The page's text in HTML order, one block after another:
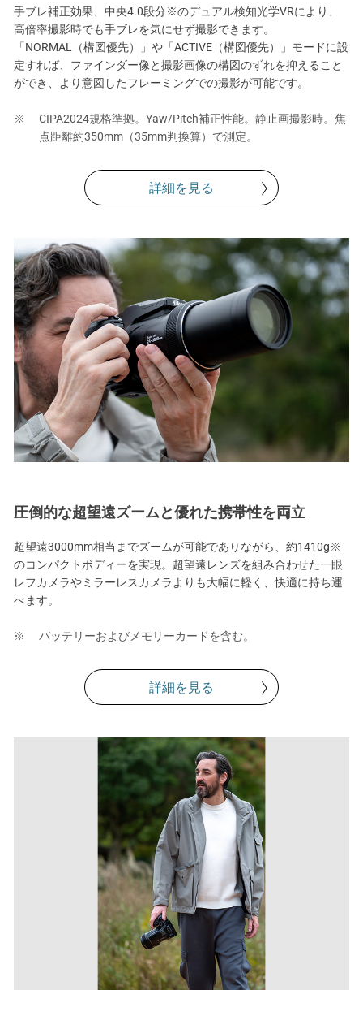
手ブレ補正効果、中央4.0段分※のデュアル検知光学VRにより、
高倍率撮影時でも手ブレを気にせず撮影できます。
「NORMAL（構図優先）」や「ACTIVE（構図優先）」モードに設
定すれば、ファインダー像と撮影画像の構図のずれを抑えること
ができ、より意図したフレーミングでの撮影が可能です。
CIPA2024規格準拠。Yaw/Pitch補正性能。静止画撮影時。焦
点距離約350mm（35mm判換算）で測定。
詳細を見る
圧倒的な超望遠ズームと優れた携帯性を両立
超望遠3000mm相当までズームが可能でありながら、約1410g※
のコンパクトボディーを実現。超望遠レンズを組み合わせた一眼
レフカメラやミラーレスカメラよりも大幅に軽く、快適に持ち運
べます。
バッテリーおよびメモリーカードを含む。
詳細を見る